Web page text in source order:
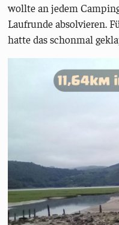
wollte an jedem
Laufrunde absolvieren.
hatte das schonmal